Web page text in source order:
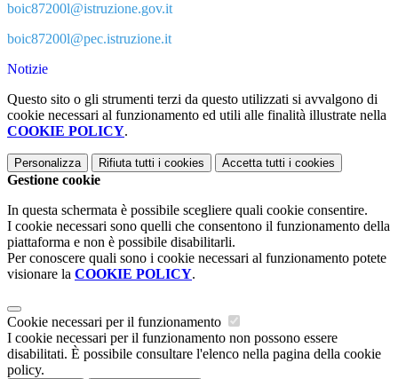
boic87200l@istruzione.gov.it
boic87200l@pec.istruzione.it
Notizie
Questo sito o gli strumenti terzi da questo utilizzati si avvalgono di
cookie necessari al funzionamento ed utili alle finalità illustrate nella
COOKIE POLICY.
Personalizza Rifiuta tutti i cookies Accetta tutti i cookies
Gestione cookie
In questa schermata è possibile scegliere quali cookie consentire.
I cookie necessari sono quelli che consentono il funzionamento della
piattaforma e non è possibile disabilitarli.
Per conoscere quali sono i cookie necessari al funzionamento potete
visionare la COOKIE POLICY.
Cookie necessari per il funzionamento
I cookie necessari per il funzionamento non possono essere
disabilitati. È possibile consultare l'elenco nella pagina della cookie
policy.